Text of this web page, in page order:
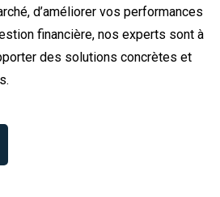
d’améliorer vos performances
financière, nos experts sont à
des solutions concrètes et